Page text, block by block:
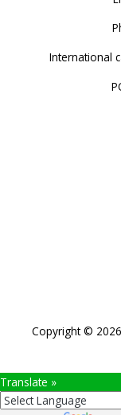
International
Copyright ©
Translate »